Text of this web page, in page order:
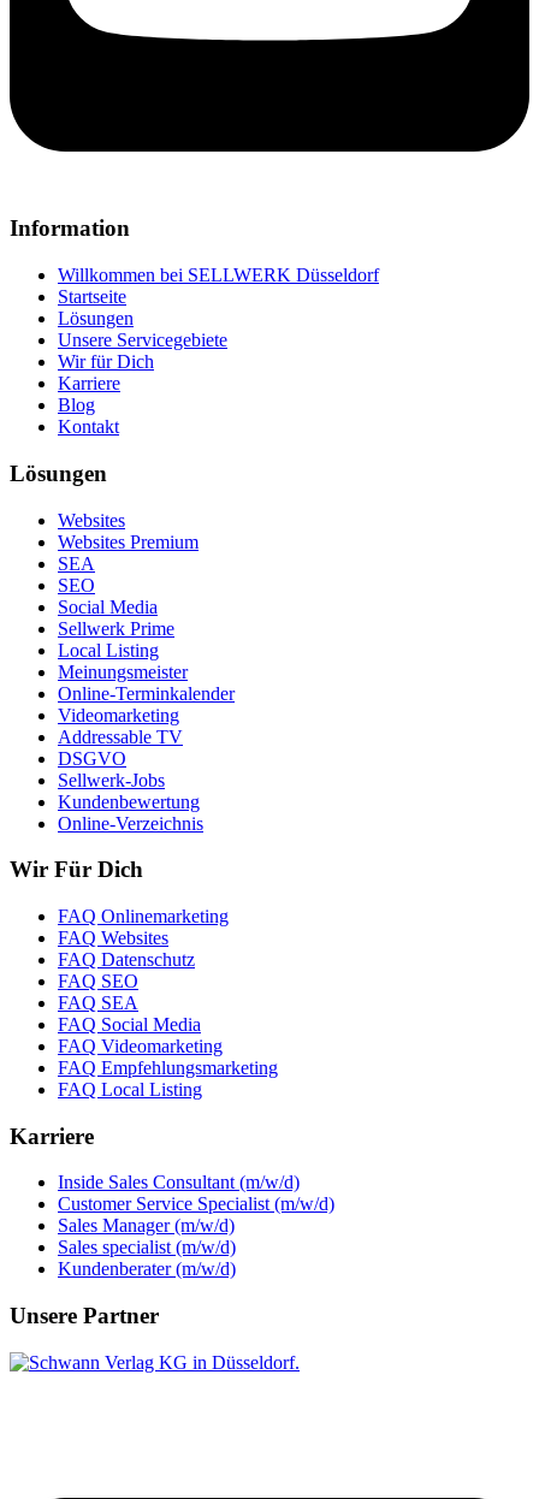
Information
Willkommen bei SELLWERK Düsseldorf
Startseite
Lösungen
Unsere Servicegebiete
Wir für Dich
Karriere
Blog
Kontakt
Lösungen
Websites
Websites Premium
SEA
SEO
Social Media
Sellwerk Prime
Local Listing
Meinungsmeister
Online-Terminkalender
Videomarketing
Addressable TV
DSGVO
Sellwerk-Jobs
Kundenbewertung
Online-Verzeichnis
Wir Für Dich
FAQ Onlinemarketing
FAQ Websites
FAQ Datenschutz
FAQ SEO
FAQ SEA
FAQ Social Media
FAQ Videomarketing
FAQ Empfehlungsmarketing
FAQ Local Listing
Karriere
Inside Sales Consultant (m/w/d)
Customer Service Specialist (m/w/d)
Sales Manager (m/w/d)
Sales specialist (m/w/d)
Kundenberater (m/w/d)
Unsere Partner